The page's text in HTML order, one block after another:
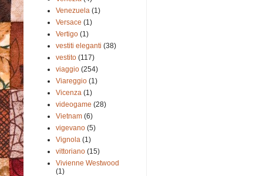
Venezuela (1)
Versace (1)
Vertigo (1)
vestiti eleganti (38)
vestito (117)
viaggio (254)
Viareggio (1)
Vicenza (1)
videogame (28)
Vietnam (6)
vigevano (5)
Vignola (1)
vittoriano (15)
Vivienne Westwood
(1)